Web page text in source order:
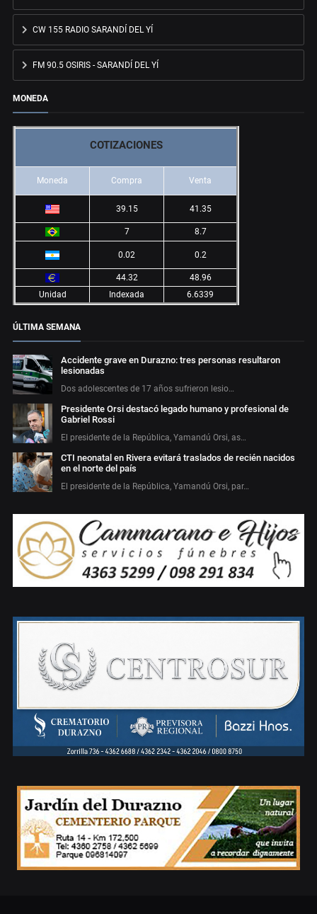
CW 155 RADIO SARANDÍ DEL YÍ
FM 90.5 OSIRIS - SARANDÍ DEL YÍ
MONEDA
COTIZACIONES
Moneda Compra Venta
39.15 41.35
7 8.7
0.02 0.2
44.32
48.96
Unidad
Indexada 6.6339
ÚLTIMA SEMANA
Accidente grave en Durazno: tres personas resultaron
lesionadas
Dos adolescentes de 17 años sufrieron lesio…
Presidente Orsi destacó legado humano y profesional de
Gabriel Rossi
El presidente de la República, Yamandú Orsi, as…
CTI neonatal en Rivera evitará traslados de recién nacidos
en el norte del país
El presidente de la República, Yamandú Orsi, par…